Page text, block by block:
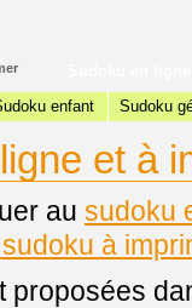
enfant Sudoku
et à
au sudoku
à
proposées